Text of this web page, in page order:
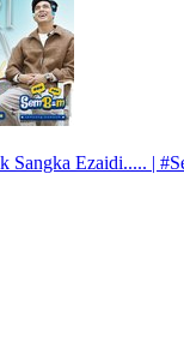
Sangka Ezaidi..... |